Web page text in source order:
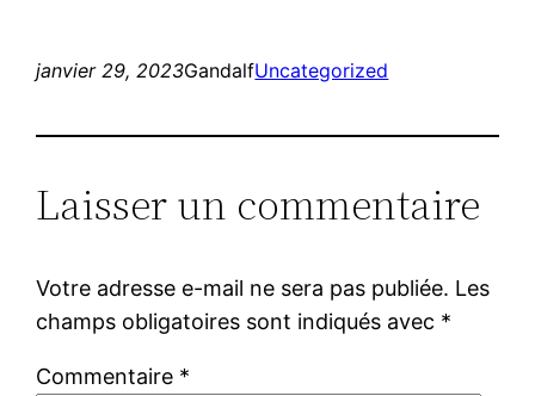
janvier 29, 2023GandalfUncategorized
Laisser un commentaire
Votre adresse e-mail ne sera pas publiée. Les
champs obligatoires sont indiqués avec *
Commentaire *